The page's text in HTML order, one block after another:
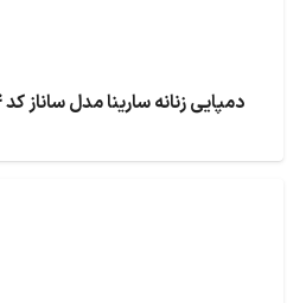
دمپایی زنانه سارینا مدل ساناز کد 14